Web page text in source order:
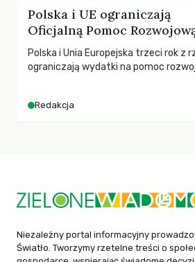
Polska i UE ograniczają
Oficjalną Pomoc
Polska i Unia Europejska trzeci rok z
ograniczają wydatki na pomoc
dla krajów najbardziej potrzebujących,
Redakcja
Niezależny portal informacyjny
Światło. Tworzymy rzetelne treści o